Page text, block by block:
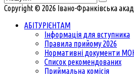
Copyright © 2026 Івано-Франківська
АБІТУРІЄНТАМ
Інформація для вступника
Правила прийому 2026
Нормативні документи
Список рекомендованих
Приймальна комісія